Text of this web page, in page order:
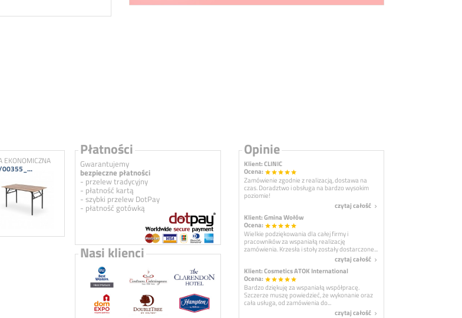
EKONOMICZNA
00355_...
Płatności
Gwarantujemy
bezpieczne płatności
- przelew tradycyjny
- płatność kartą
- szybki przelew DotPay
- płatność gotówką
Nasi klienci
Opinie
Klient: CLINIC
Ocena: starstarstarstarstar
Zamówienie zgodnie z realizacją, dostawa na
czas. Doradztwo i obsługa na bardzo wysokim
poziomie!
czytaj całość navigate_next
Klient: Gmina Wołów
Ocena: starstarstarstarstar
Wielkie podziękowania dla całej firmy i
pracowników za wspaniałą realizację
zamówienia. Krzesła i stoły zostały dostarczone...
czytaj całość navigate_next
Klient: Cosmetics ATOK International
Ocena: starstarstarstarstar
Bardzo dziękuję za wspaniałą współpracę.
Szczerze muszę powiedzieć, że wykonanie oraz
cała usługa, od zamówienia do...
czytaj całość navigate_next